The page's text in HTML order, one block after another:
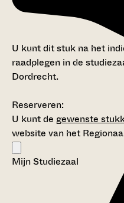
U kunt dit stuk na het
raadplegen in de
Dordrecht.
Reserveren:
U kunt de gewenste
website van het
Mijn Studiezaal